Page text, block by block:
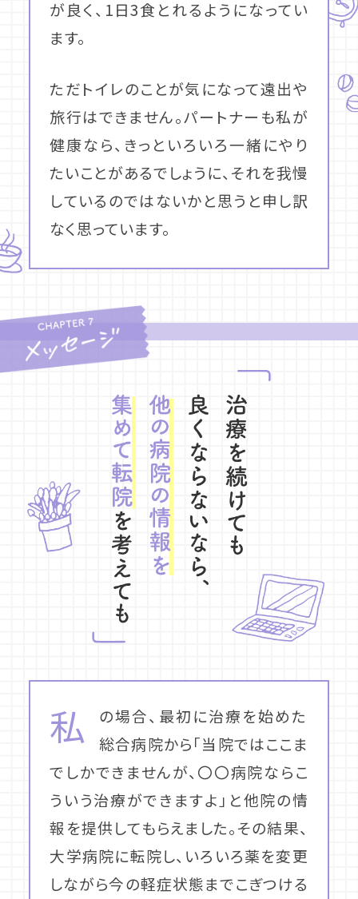
が良く、1日3食とれるようになってい
ます。
ただトイレのことが気になって遠出や
旅行はできません。パートナーも私が
健康なら、きっといろいろ一緒にやり
たいことがあるでしょうに、それを我慢
しているのではないかと思うと申し訳
なく思っています。
私
の場合、最初に治療を始めた
総合病院から「当院ではここま
でしかできませんが、〇〇病院ならこ
ういう治療ができますよ」と他院の情
報を提供してもらえました。その結果、
大学病院に転院し、いろいろ薬を変更
しながら今の軽症状態までこぎつける